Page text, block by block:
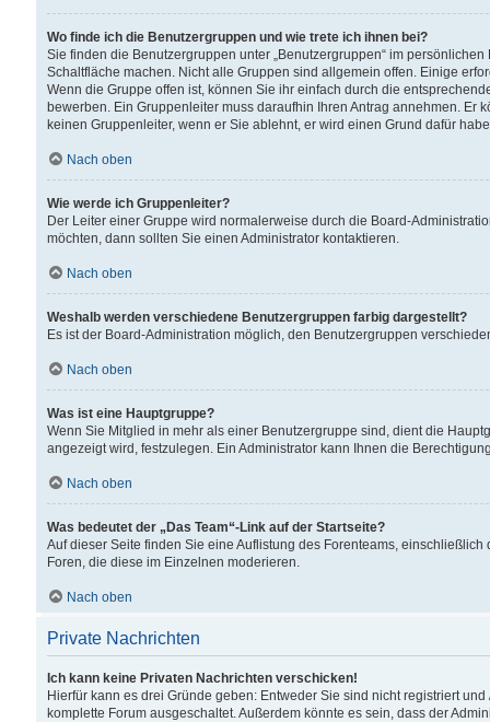
Wo finde ich die Benutzergruppen und wie trete ich ihnen bei?
Sie finden die Benutzergruppen unter „Benutzergruppen“ im
Schaltfläche machen. Nicht alle Gruppen sind allgemein offen. Einige
Wenn die Gruppe offen ist, können Sie ihr einfach durch die
bewerben. Ein Gruppenleiter muss daraufhin Ihren Antrag annehmen.
keinen Gruppenleiter, wenn er Sie ablehnt, er wird einen Grund dafür
Nach oben
Wie werde ich Gruppenleiter?
Der Leiter einer Gruppe wird normalerweise durch die Board-
möchten, dann sollten Sie einen Administrator kontaktieren.
Nach oben
Weshalb werden verschiedene Benutzergruppen farbig dargestellt?
Es ist der Board-Administration möglich, den Benutzergruppen
Nach oben
Was ist eine Hauptgruppe?
Wenn Sie Mitglied in mehr als einer Benutzergruppe sind, dient die
angezeigt wird, festzulegen. Ein Administrator kann Ihnen die
Nach oben
Was bedeutet der „Das Team“-Link auf der Startseite?
Auf dieser Seite finden Sie eine Auflistung des Forenteams,
Foren, die diese im Einzelnen moderieren.
Nach oben
Private Nachrichten
Ich kann keine Privaten Nachrichten verschicken!
Hierfür kann es drei Gründe geben: Entweder Sie sind nicht registriert
komplette Forum ausgeschaltet. Außerdem könnte es sein, dass der